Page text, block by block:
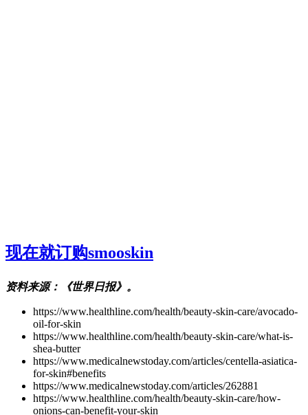
现在就订购smooskin
资料来源：《世界日报》。
https://www.healthline.com/health/beauty-skin-care/avocado-
oil-for-skin
https://www.healthline.com/health/beauty-skin-care/what-is-
shea-butter
https://www.medicalnewstoday.com/articles/centella-asiatica-
for-skin#benefits
https://www.medicalnewstoday.com/articles/262881
https://www.healthline.com/health/beauty-skin-care/how-
onions-can-benefit-your-skin